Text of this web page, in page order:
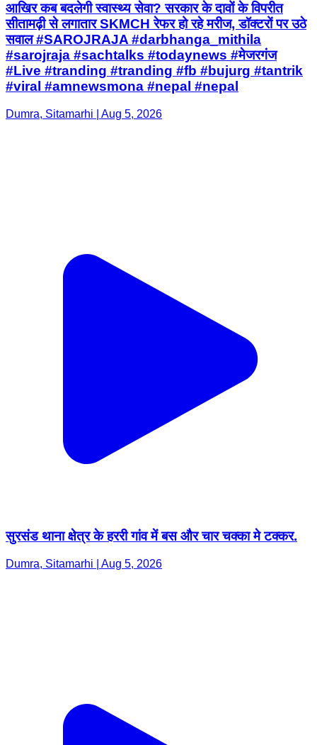
आखिर कब बदलेगी स्वास्थ्य सेवा? सरकार के दावों के विपरीत
सीतामढ़ी से लगातार SKMCH रेफर हो रहे मरीज, डॉक्टरों पर उठे
सवाल #SAROJRAJA #darbhanga_mithila
#sarojraja #sachtalks #todaynews #मेजरगंज
#Live #tranding #tranding #fb #bujurg #tantrik
#viral #amnewsmona #nepal #nepal
Dumra, Sitamarhi | Aug 5, 2026
सुरसंड थाना क्षेत्र के हररी गांव में बस और चार चक्का मे टक्कर.
Dumra, Sitamarhi | Aug 5, 2026